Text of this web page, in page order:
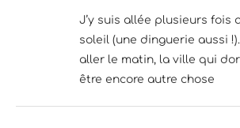
J’y suis allée plusieurs fois
soleil (une dinguerie aussi
aller le matin, la ville qui
être encore autre chose